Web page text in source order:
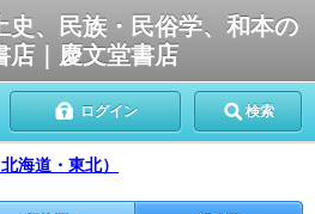
史、民族・民俗学、和本の
店｜慶文堂書店
ログイン 検索
海道・東北）